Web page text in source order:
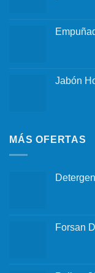
Jabón
MÁS OFERTAS
Forsan